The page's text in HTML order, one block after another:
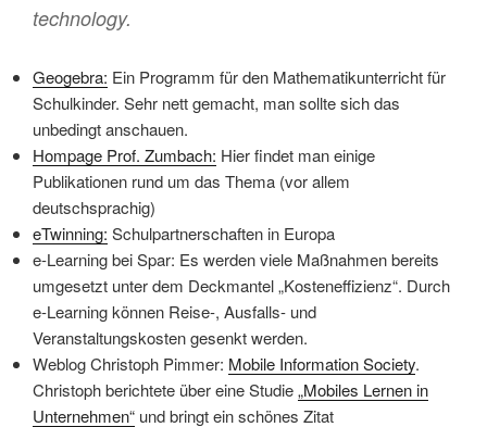
technology.
Geogebra: Ein Programm für den Mathematikunterricht für
Schulkinder. Sehr nett gemacht, man sollte sich das
unbedingt anschauen.
Hompage Prof. Zumbach: Hier findet man einige
Publikationen rund um das Thema (vor allem
deutschsprachig)
eTwinning: Schulpartnerschaften in Europa
e-Learning bei Spar: Es werden viele Maßnahmen bereits
umgesetzt unter dem Deckmantel „Kosteneffizienz“. Durch
e-Learning können Reise-, Ausfalls- und
Veranstaltungskosten gesenkt werden.
Weblog Christoph Pimmer: Mobile Information Society.
Christoph berichtete über eine Studie„Mobiles Lernen in
Unternehmen“ und bringt ein schönes Zitat